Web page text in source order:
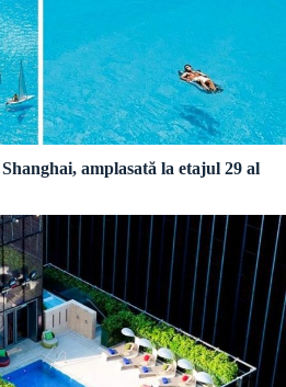
amplasată la etajul 29 al